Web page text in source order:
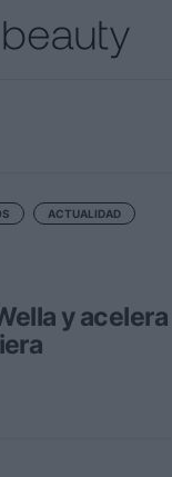
ACTUALIDAD
y acelera